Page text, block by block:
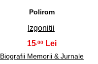
Polirom
Izgonitii
15,00
Biografii Memorii & Jurnale